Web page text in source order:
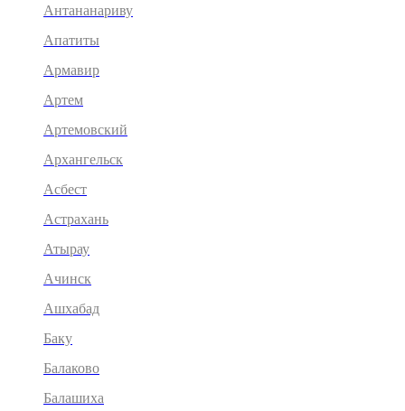
Антананариву
Апатиты
Армавир
Артем
Артемовский
Архангельск
Асбест
Астрахань
Атырау
Ачинск
Ашхабад
Баку
Балаково
Балашиха